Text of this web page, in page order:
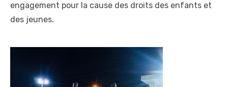
engagement pour la cause des droits des enfants et
des jeunes.